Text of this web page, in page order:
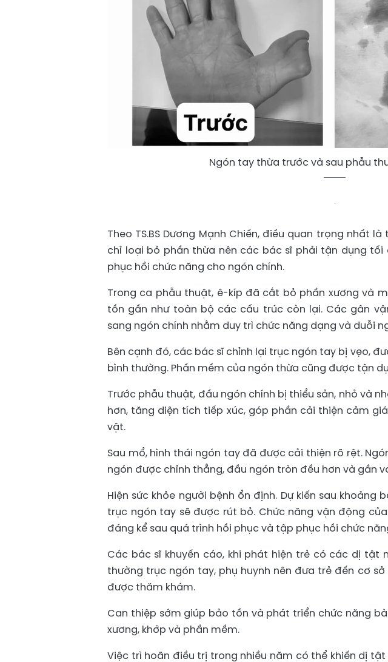
Ngón tay thừa trước và sau phẫu
Theo TS.BS Dương Mạnh Chiến, điều quan trọng nhất
chỉ loại bỏ phần thừa nên các bác sĩ phải tận dụng
phục hồi chức năng cho ngón chính.
Trong ca phẫu thuật, ê-kíp đã cắt bỏ phần xương và
tồn gần như toàn bộ các cấu trúc còn lại. Các gân
sang ngón chính nhằm duy trì chức năng dạng và duỗi
Bên cạnh đó, các bác sĩ chỉnh lại trục ngón tay bị vẹo,
bình thường. Phần mềm của ngón thừa cũng được tận
Trước phẫu thuật, đầu ngón chính bị thiểu sản, nhỏ và
hơn, tăng diện tích tiếp xúc, góp phần cải thiện cảm
vật.
Sau mổ, hình thái ngón tay đã được cải thiện rõ rệt.
ngón được chỉnh thẳng, đầu ngón tròn đều hơn và gần
Hiện sức khỏe người bệnh ổn định. Dự kiến sau
trục ngón tay sẽ được rút bỏ. Chức năng vận động
đáng kể sau quá trình hồi phục và tập phục hồi chức
Các bác sĩ khuyến cáo, khi phát hiện trẻ có các dị tật
thường trục ngón tay, phụ huynh nên đưa trẻ đến cơ
được thăm khám.
Can thiệp sớm giúp bảo tồn và phát triển chức năng
xương, khớp và phần mềm.
Việc trì hoãn điều trị trong nhiều năm có thể khiến dị